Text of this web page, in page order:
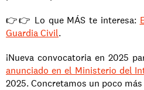
👉👉 Lo que MÁS te interesa:
Guardia Civil.
¡Nueva convocatoria en 2025
anunciado en el Ministerio del
2025. Concretamos un poco